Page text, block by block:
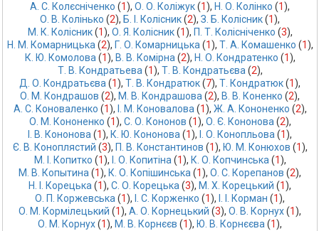
А. С. Колєсніченко (1), О. О. Коліжук (1), Н. О. Колінко (1),
О. В. Колінько (2), Б. І. Колісник (2), З. Б. Колісник (1),
М. К. Колісник (1), О. Я. Колісник (1), П. Т. Колісніченко (3),
Н. М. Комарницька (2), Г. О. Комарницька (1), Т. А. Комашенко (1),
К. Ю. Комолова (1), В. В. Комірна (2), Н. О. Кондратенко (1),
Т. В. Кондратьева (1), Т. В. Кондратьєва (2),
Д. О. Кондратьєва (1), Т. В. Кондратюк (7), Т. Кондратюк (1),
О. М. Кондрашов (2), М. В. Кондрашова (2), В. В. Коненко (2),
А. С. Коноваленко (1), І. М. Коновалова (1), Ж. А. Кононенко (2),
О. М. Кононенко (1), С. О. Кононов (1), О. Є. Кононова (2),
І. В. Кононова (1), К. Ю. Кононова (1), І. О. Конопльова (1),
Є. В. Коноплястий (3), П. В. Константинов (1), Ю. М. Конюхов (1),
М. І. Копитко (1), І. О. Копитіна (1), К. О. Копчинська (1),
М. В. Копытина (1), К. О. Копішинська (1), О. С. Корепанов (2),
Н. І. Корецька (1), С. О. Корецька (3), М. Х. Корецький (1),
О. П. Коржевська (1), І. С. Корженко (1), І. І. Корман (1),
О. М. Кормілецький (1), А. О. Корнецький (3), О. В. Корнух (1),
О. М. Корнух (1), М. В. Корнєєв (1), Ю. В. Корнєєва (1),